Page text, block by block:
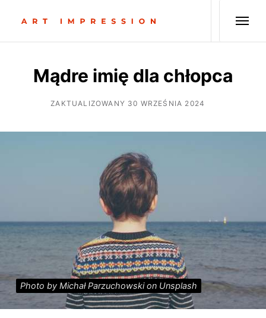
Mądre imię dla chłopca
ZAKTUALIZOWANY 30 WRZEŚNIA 2024
Photo by Michał Parzuchowski on Unsplash